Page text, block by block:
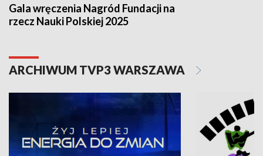
Gala wręczenia Nagród Fundacji na
rzecz Nauki Polskiej 2025
ARCHIWUM TVP3 WARSZAWA